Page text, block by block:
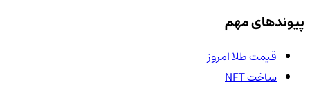
پیوندهای مهم
قیمت طلا امروز
ساخت NFT